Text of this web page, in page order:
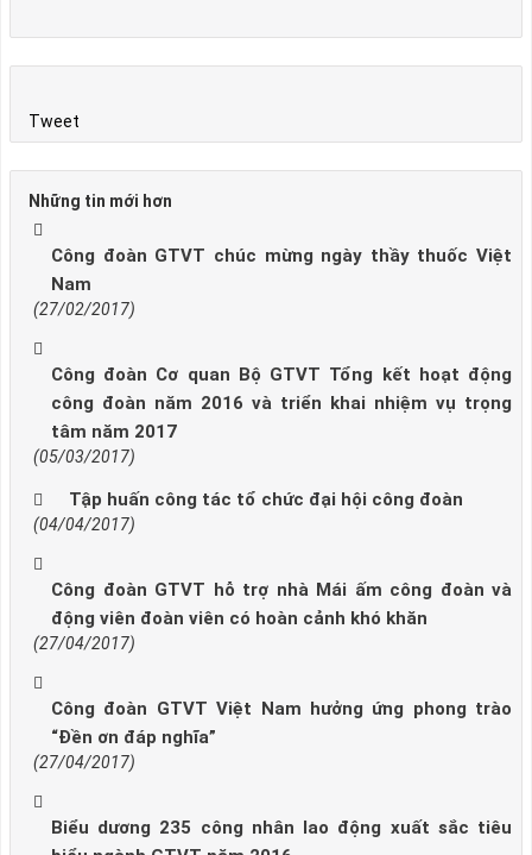
Tweet
Những tin mới hơn
Công đoàn GTVT chúc mừng ngày thầy thuốc Việt
Nam
(27/02/2017)
Công đoàn Cơ quan Bộ GTVT Tổng kết hoạt động
công đoàn năm 2016 và triển khai nhiệm vụ trọng
tâm năm 2017
(05/03/2017)
Tập huấn công tác tổ chức đại hội công đoàn
(04/04/2017)
Công đoàn GTVT hỗ trợ nhà Mái ấm công đoàn và
động viên đoàn viên có hoàn cảnh khó khăn
(27/04/2017)
Công đoàn GTVT Việt Nam hưởng ứng phong trào
“Đền ơn đáp nghĩa”
(27/04/2017)
Biểu dương 235 công nhân lao động xuất sắc tiêu